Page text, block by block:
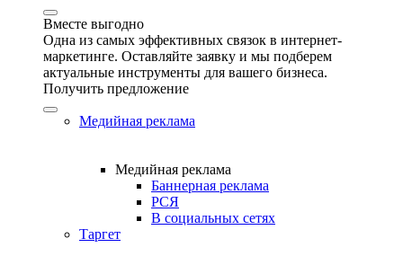
Вместе выгодно
Одна из самых эффективных связок в интернет-
маркетинге. Оставляйте заявку и мы подберем
актуальные инструменты для вашего бизнеса.
Получить предложение
Медийная реклама
Медийная реклама
Баннерная реклама
РСЯ
В социальных сетях
Таргет